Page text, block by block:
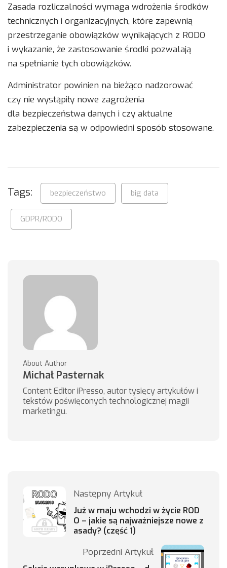
Zasada rozliczalności wymaga wdrożenia środków
technicznych i organizacyjnych, które zapewnią
przestrzeganie obowiązków wynikających z RODO
i wykazanie, że zastosowanie środki pozwalają
na spełnianie tych obowiązków.
Administrator powinien na bieżąco nadzorować
czy nie wystąpiły nowe zagrożenia
dla bezpieczeństwa danych i czy aktualne
zabezpieczenia są w odpowiedni sposób stosowane.
Tags: bezpieczeństwo big data
GDPR/RODO
About Author
Michał Pasternak
Content Editor iPresso, autor tysięcy artykułów i
tekstów poświęconych technologicznej magii
marketingu.
Następny Artykuł
Już w maju wchodzi w życie ROD
O – jakie są najważniejsze nowe z
asady? (część 1)
Poprzedni Artykuł